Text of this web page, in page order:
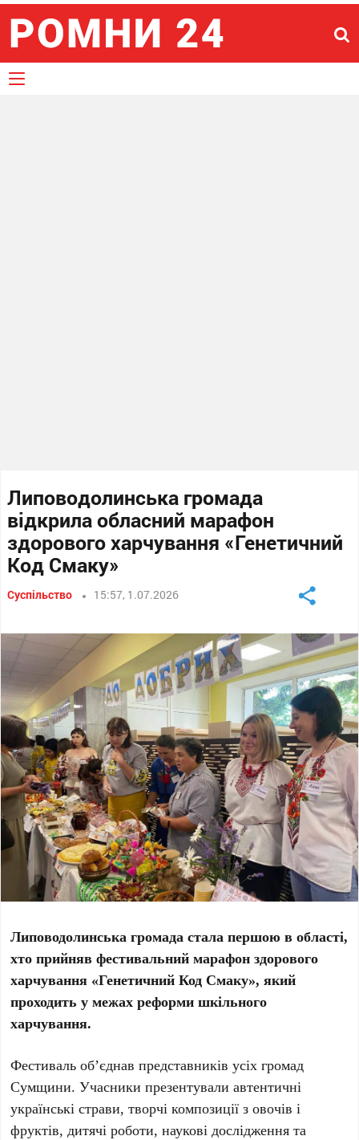
Липоводолинська громада
відкрила обласний марафон
здорового харчування «Генетичний
Код Смаку»
Суспільство 15:57, 1.07.2026
Липоводолинська громада стала першою в області,
хто прийняв фестивальний марафон здорового
харчування «Генетичний Код Смаку», який
проходить у межах реформи шкільного
харчування.
Фестиваль об’єднав представників усіх громад
Сумщини. Учасники презентували автентичні
українські страви, творчі композиції з овочів і
фруктів, дитячі роботи, наукові дослідження та